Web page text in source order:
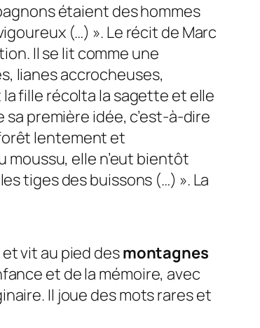
étaient des hommes
(…) ». Le récit de Marc
Il se lit comme une
lianes accrocheuses,
la fille récolta la sagette et elle
première idée, c’est-à-dire
lentement et
moussu, elle n’eut bientôt
tiges des buissons (…) ». La
vit au pied desmontagnes
et de la mémoire, avec
Il joue des mots rares et